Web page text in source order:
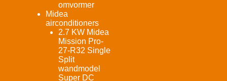
omvormer
Midea
airconditioners
2.7 KW Midea
Mission Pro-
27-R32 Single
Split
wandmodel
Super DC